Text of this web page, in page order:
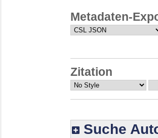
Metadaten-
Zitation
Suche